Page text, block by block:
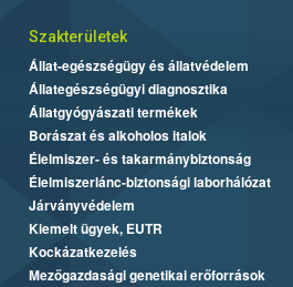
Szakterületek
Állat-egészségügy és állatvédelem
Állategészségügyi diagnosztika
Állatgyógyászati termékek
Borászat és alkoholos italok
Élelmiszer- és takarmánybiztonság
Élelmiszerlánc-biztonsági laborhálózat
Járványvédelem
Kiemelt ügyek, EUTR
Kockázatkezelés
Mezőgazdasági genetikai erőforrások